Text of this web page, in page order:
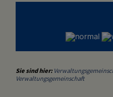
Sie sind hier:
Verwaltungsgemeinschaft